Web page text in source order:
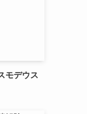
モデウス